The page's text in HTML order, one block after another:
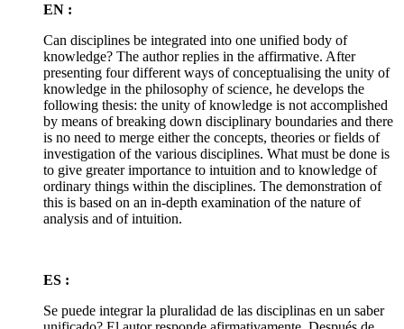
EN :
Can disciplines be integrated into one unified body of
knowledge? The author replies in the affirmative. After
presenting four different ways of conceptualising the unity of
knowledge in the philosophy of science, he develops the
following thesis: the unity of knowledge is not accomplished
by means of breaking down disciplinary boundaries and there
is no need to merge either the concepts, theories or fields of
investigation of the various disciplines. What must be done is
to give greater importance to intuition and to knowledge of
ordinary things within the disciplines. The demonstration of
this is based on an in-depth examination of the nature of
analysis and of intuition.
ES :
Se puede integrar la pluralidad de las disciplinas en un saber